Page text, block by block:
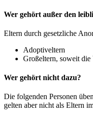
Wer gehört außer den
Eltern durch gesetzliche
Adoptiveltern
Großeltern, soweit die
Wer gehört nicht dazu?
Die folgenden Personen
gelten aber nicht als Eltern